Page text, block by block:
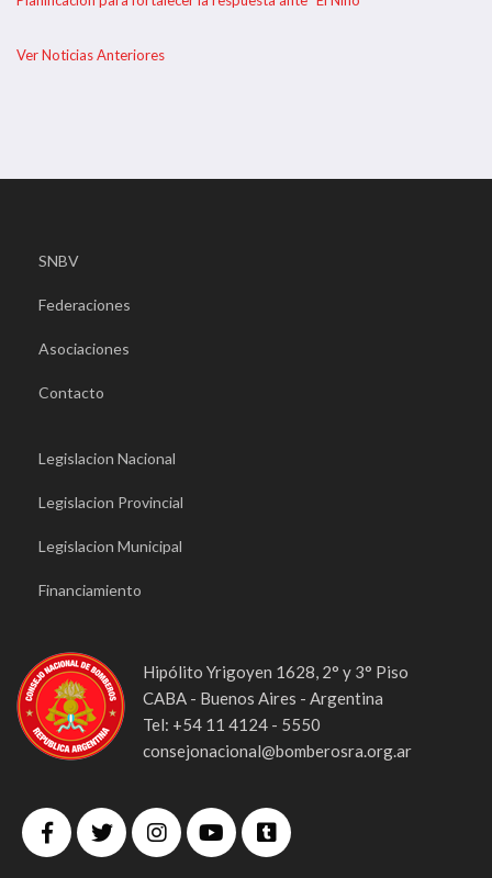
Ver Noticias Anteriores
SNBV
Federaciones
Asociaciones
Contacto
Legislacion Nacional
Legislacion Provincial
Legislacion Municipal
Financiamiento
Hipólito Yrigoyen 1628, 2° y 3° Piso
CABA - Buenos Aires - Argentina
Tel: +54 11 4124 - 5550
consejonacional@bomberosra.org.ar